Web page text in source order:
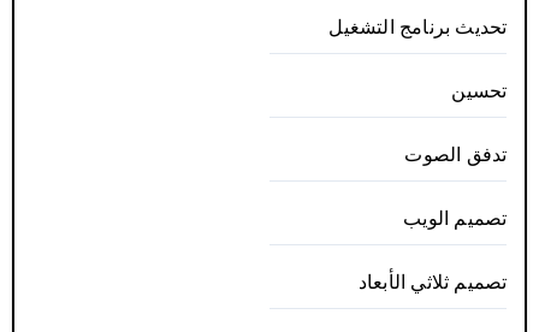
تحديث برنامج التشغيل
تحسين
تدفق الصوت
تصميم الويب
تصميم ثلاثي الأبعاد